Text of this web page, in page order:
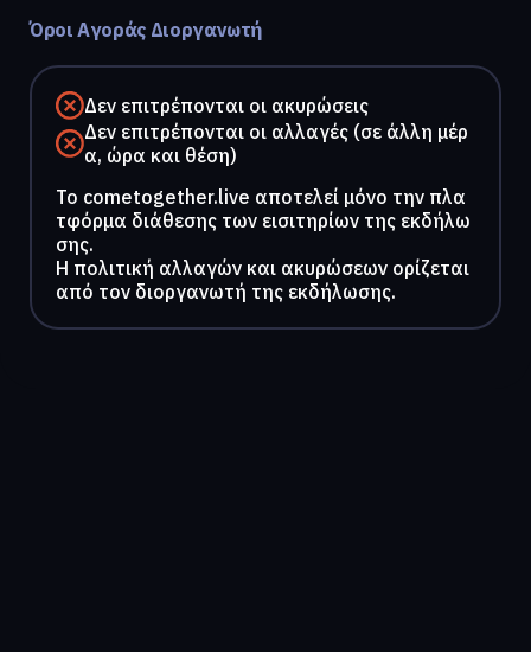
Όροι Αγοράς Διοργανωτή
Δεν επιτρέπονται οι ακυρώσεις
Δεν επιτρέπονται οι αλλαγές (σε άλλη μέρ
α, ώρα και θέση)
To cometogether.live αποτελεί μόνο την πλα
τφόρμα διάθεσης των εισιτηρίων της εκδήλω
σης.
Η πολιτική αλλαγών και ακυρώσεων ορίζεται
από τον διοργανωτή της εκδήλωσης.